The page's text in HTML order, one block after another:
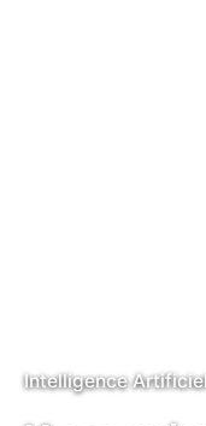
Intelligence